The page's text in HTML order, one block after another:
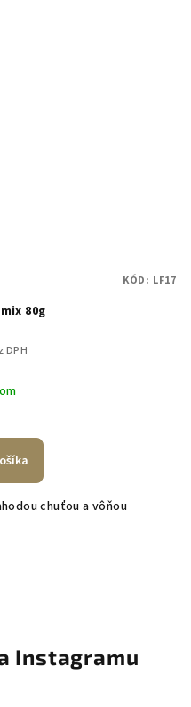
80g
DPH
chuťou a vôňou
KÓD: LF17
Instagramu